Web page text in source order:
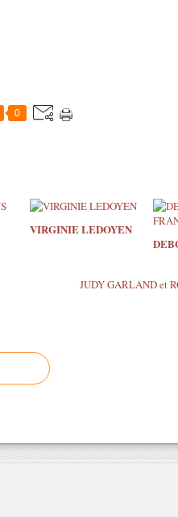
0
VIRGINIE LEDOYEN
JUDY GARLAND et